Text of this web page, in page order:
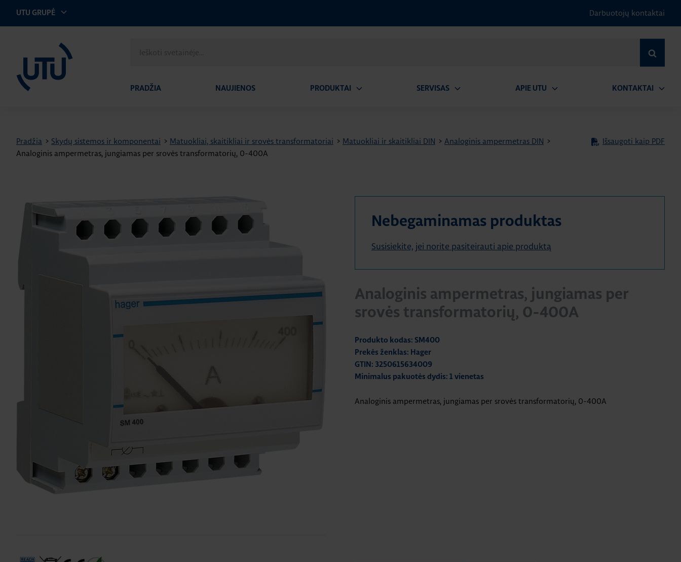
UTU GRUPĖ Darbuotojų kontaktai
svetainėje
PRADŽIA NAUJIENOS PRODUKTAI SERVISAS APIE UTU KONTAKTAI
Pradžia > Skydų sistemos ir komponentai > Matuokliai, skaitikliai ir srovės transformatoriai > Matuokliai ir skaitikliai DIN > Analoginis ampermetras DIN >
Analoginis ampermetras, jungiamas per srovės transformatorių, 0-400A
Išsaugoti kaip PDF
Nebegaminamas produktas
Susisiekite, jei norite pasiteirauti apie produktą
Analoginis ampermetras, jungiamas per
srovės transformatorių, 0-400A
Produkto kodas: SM400
Prekės ženklas: Hager
GTIN: 3250615634009
Minimalus pakuotės dydis: 1 vienetas
Analoginis ampermetras, jungiamas per srovės transformatorių, 0-400A